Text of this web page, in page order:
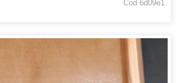
Cod 6d09e1